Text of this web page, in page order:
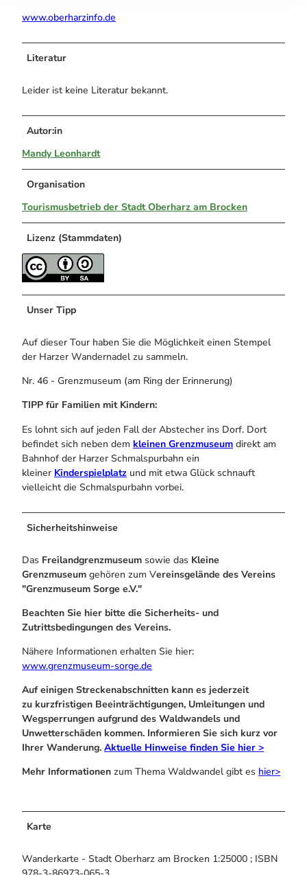
www.oberharzinfo.de
Literatur
Leider ist keine Literatur bekannt.
Autor:in
Mandy Leonhardt
Organisation
Tourismusbetrieb der Stadt Oberharz am Brocken
Lizenz (Stammdaten)
Unser Tipp
Auf dieser Tour haben Sie die Möglichkeit einen Stempel
der Harzer Wandernadel zu sammeln.
Nr. 46 - Grenzmuseum (am Ring der Erinnerung)
TIPP für Familien mit Kindern:
Es lohnt sich auf jeden Fall der Abstecher ins Dorf. Dort
befindet sich neben dem kleinen Grenzmuseum direkt am
Bahnhof der Harzer Schmalspurbahn ein
kleiner Kinderspielplatz und mit etwa Glück schnauft
vielleicht die Schmalspurbahn vorbei.
Sicherheitshinweise
Das Freilandgrenzmuseum sowie das Kleine
Grenzmuseum gehören zum Vereinsgelände des Vereins
"Grenzmuseum Sorge e.V."
Beachten Sie hier bitte die Sicherheits- und
Zutrittsbedingungen des Vereins.
Nähere Informationen erhalten Sie hier:
www.grenzmuseum-sorge.de
Auf einigen Streckenabschnitten kann es jederzeit
zu kurzfristigen Beeinträchtigungen, Umleitungen und
Wegsperrungen aufgrund des Waldwandels und
Unwetterschäden kommen. Informieren Sie sich kurz vor
Ihrer Wanderung. Aktuelle Hinweise finden Sie hier >
Mehr Informationen zum Thema Waldwandel gibt es hier>
Karte
Wanderkarte - Stadt Oberharz am Brocken 1:25000 ; ISBN